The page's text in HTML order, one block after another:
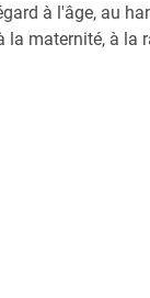
à l'âge, au
maternité, à la